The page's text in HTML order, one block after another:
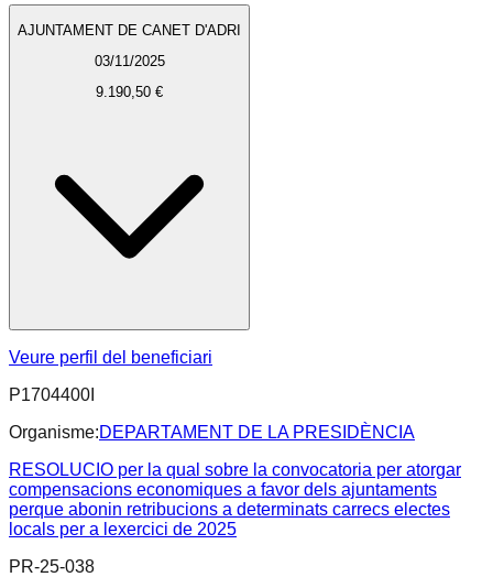
AJUNTAMENT DE CANET D'ADRI
03/11/2025
9.190,50 €
Veure perfil del beneficiari
P1704400I
Organisme:DEPARTAMENT DE LA PRESIDÈNCIA
RESOLUCIO per la qual sobre la convocatoria per atorgar
compensacions economiques a favor dels ajuntaments
perque abonin retribucions a determinats carrecs electes
locals per a lexercici de 2025
PR-25-038